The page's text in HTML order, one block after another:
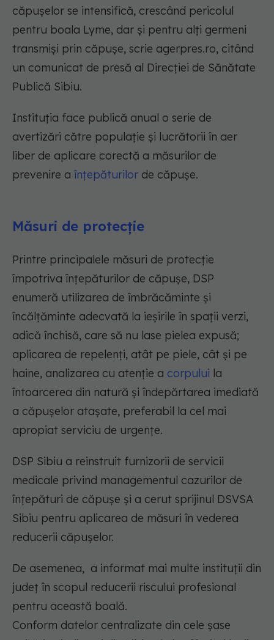
căpuşelor se intensifică, crescând pericolul
pentru boala Lyme, dar şi pentru alţi germeni
transmişi prin căpuşe, scrie agerpres.ro, citând
un comunicat de presă al Direcției de Sănătate
Publică Sibiu.
Instituția face publică anual o serie de
avertizări către populaţie şi lucrătorii în aer
liber de aplicare corectă a măsurilor de
prevenire a înţepăturilor de căpuşe.
Măsuri de protecție
Printre principalele măsuri de protecţie
împotriva înţepăturilor de căpuşe, DSP
enumeră utilizarea de îmbrăcăminte şi
încălţăminte adecvată la ieşirile în spaţii verzi,
adică închisă, care să nu lase pielea expusă;
aplicarea de repelenţi, atât pe piele, cât şi pe
haine, analizarea cu atenţie a corpului la
întoarcerea din natură şi îndepărtarea imediată
a căpuşelor ataşate, preferabil la cel mai
apropiat serviciu de urgenţe.
DSP Sibiu a reinstruit furnizorii de servicii
medicale privind managementul cazurilor de
înţepături de căpuşe și a cerut sprijinul DSVSA
Sibiu pentru aplicarea de măsuri în vederea
reducerii căpuşelor.
De asemenea, a informat mai multe instituţii din
judeţ în scopul reducerii riscului profesional
pentru această boală.
Conform datelor centralizate din cele şase